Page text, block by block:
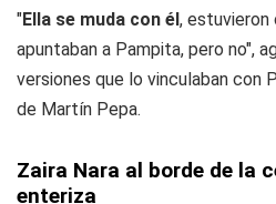
"Ella se muda con él, estuvieron
apuntaban a Pampita, pero no",
versiones que lo vinculaban con
de Martín Pepa.
Zaira Nara al borde de la
enteriza